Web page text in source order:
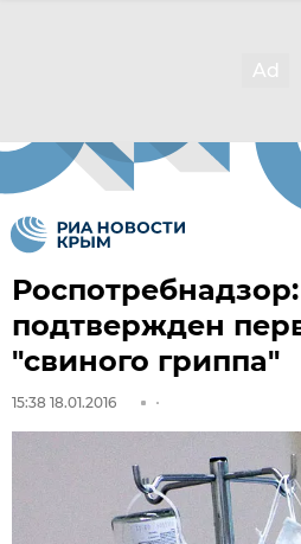
подтвержден
"свиного гриппа"
15:38 18.01.2016